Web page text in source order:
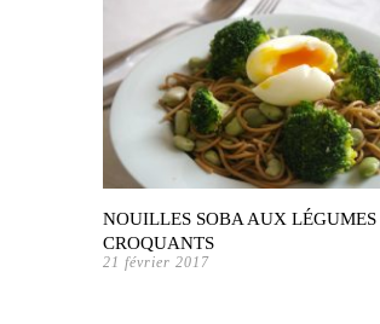
NOUILLES SOBA AUX LÉGUMES
CROQUANTS
21 février 2017